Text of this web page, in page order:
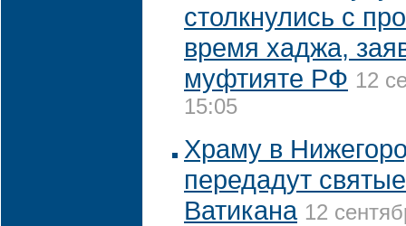
столкнулись с
время хаджа,
муфтияте РФ 12
15:05
Храму в
передадут
Ватикана 12